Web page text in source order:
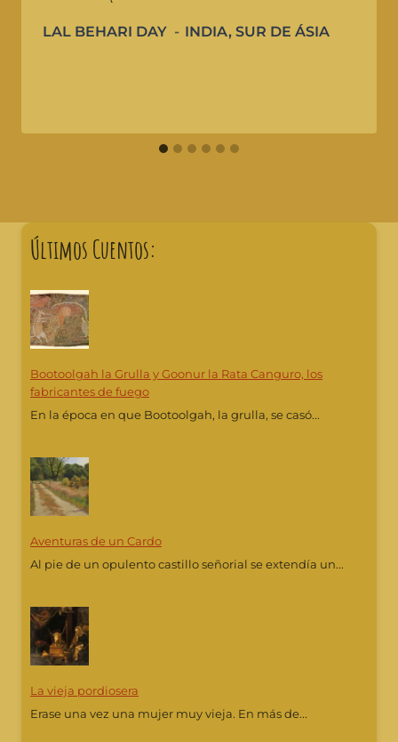
LAL BEHARI DAY INDIA, SUR DE ÁSIA
Últimos Cuentos:
Bootoolgah la Grulla y Goonur la Rata Canguro, los
fabricantes de fuego
En la época en que Bootoolgah, la grulla, se casó...
Aventuras de un Cardo
Al pie de un opulento castillo señorial se extendía un...
La vieja pordiosera
Erase una vez una mujer muy vieja. En más de...